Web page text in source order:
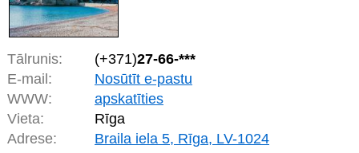
Tālrunis: (+371)27-66-***
E-mail:
Nosūtīt e-pastu
WWW:
apskatīties
Vieta:
Rīga
Adrese:
Braila iela 5, Rīga, LV-1024